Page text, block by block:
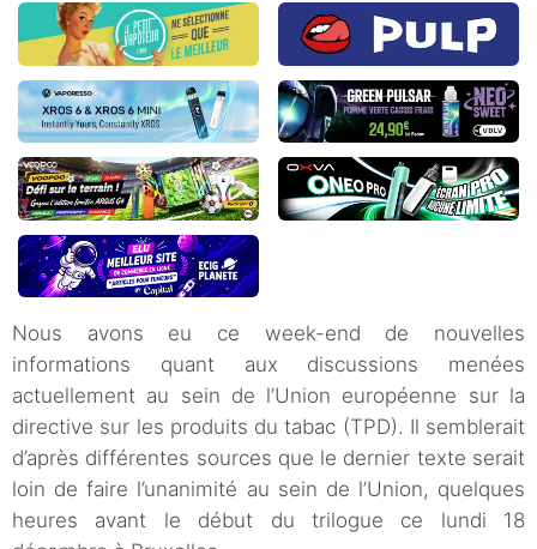
Nous avons eu ce week-end de nouvelles
informations quant aux discussions menées
actuellement au sein de l’Union européenne sur la
directive sur les produits du tabac (TPD). Il semblerait
d’après différentes sources que le dernier texte serait
loin de faire l’unanimité au sein de l’Union, quelques
heures avant le début du trilogue ce lundi 18